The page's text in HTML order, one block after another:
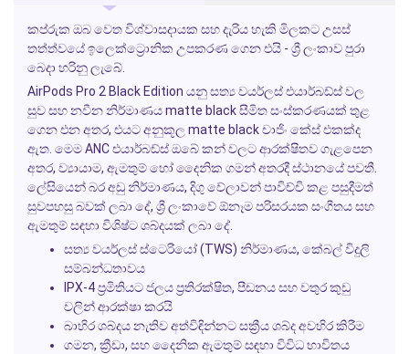
කප්රුක ඔබ වෙත විශ්වාසදායක සහ දැරිය හැකි මිලකට උසස්
තත්ත්වයේ ඉලෙක්ට්‍රොනික උපකරණ ගෙන එයි - ශ්‍රී ලංකාව පුරා
බෙදා හරිනු ලැබේ.
AirPods Pro 2 Black Edition යනු සත්‍ය වයර්ලස් එයාර්බඩ්ස් වල
සුව සහ නවීන නිර්මාණය matte black සීමිත සංස්කරණයක් තුළ
ගෙන එන අතර, එයට අනුකූල matte black චාජිං කේස් එකක්ද
ඇත. මෙම ANC එයාර්බඩ්ස් ඔබේ කන් වලට ආරක්ෂිතව ගැළපෙන
අතර, ව්‍යායාම, ඇමතුම් හෝ දෛනික ගමන් අතරදී ස්ථානයේ පවතී.
ලේසියෙන් බර අඩු නිර්මාණය, දිගු වේලාවන් පාවිච්චි කළ පසුදීමත්
සුවපහසු බවක් ලබා දේ, ශ්‍රී ලංකාවේ ඕනෑම පරිසරයක සංගීතය සහ
ඇමතුම් සඳහා විශිෂ්ට ශබ්දයක් ලබා දේ.
සත්‍ය වයර්ලස් ස්ටෙරියෝ (TWS) නිර්මාණය, කේබල් විදුලි
සම්බන්ධතාවය
IPX-4 ප්‍රමිතියට ජලය ප්‍රතිරක්ෂිත, පීඩනය සහ වතුර කුඩු
වලින් ආරක්ෂා කරයි
බාහිර ශබ්දය නැතිව අත්විඳින්නට සක්‍රීය ශබ්ද අවහිර කිරීම
ගමන, ක්‍රීඩා, සහ දෛනික ඇමතුම් සඳහා විවිධ භාවිතය